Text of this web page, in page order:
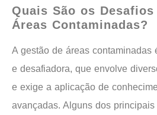
Quais São os
Áreas Contaminadas?
A gestão de áreas contaminadas
e desafiadora, que envolve
e exige a aplicação de
avançadas. Alguns dos